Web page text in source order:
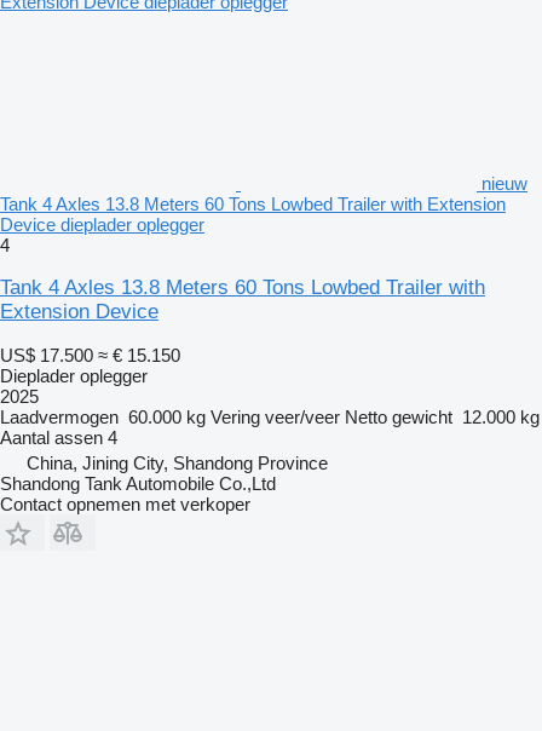
nieuw
Tank 4 Axles 13.8 Meters 60 Tons Lowbed Trailer with Extension
Device dieplader oplegger
4
Tank 4 Axles 13.8 Meters 60 Tons Lowbed Trailer with
Extension Device
US$ 17.500 ≈ € 15.150
Dieplader oplegger
2025
Laadvermogen 60.000 kg Vering veer/veer Netto gewicht 12.000 kg
Aantal assen 4
China, Jining City, Shandong Province
Shandong Tank Automobile Co.,Ltd
Contact opnemen met verkoper